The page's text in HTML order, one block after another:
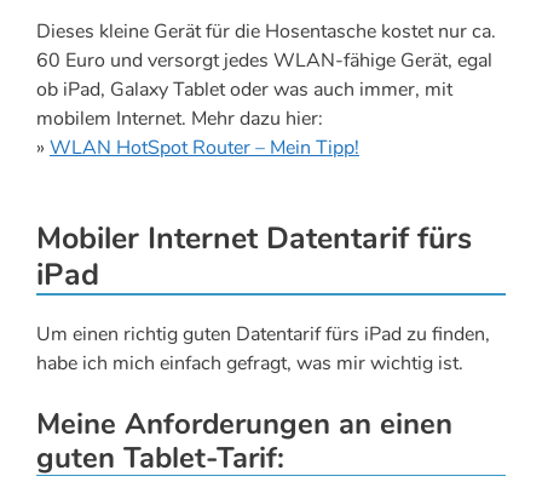
Dieses kleine Gerät für die Hosentasche kostet nur ca.
60 Euro und versorgt jedes WLAN-fähige Gerät, egal
ob iPad, Galaxy Tablet oder was auch immer, mit
mobilem Internet. Mehr dazu hier:
» WLAN HotSpot Router – Mein Tipp!
Mobiler Internet Datentarif fürs
iPad
Um einen richtig guten Datentarif fürs iPad zu finden,
habe ich mich einfach gefragt, was mir wichtig ist.
Meine Anforderungen an einen
guten Tablet-Tarif: